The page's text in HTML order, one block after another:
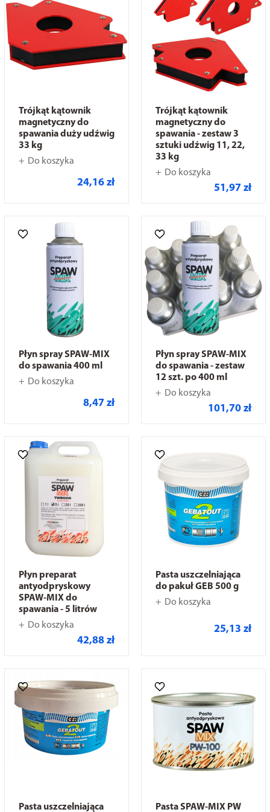
Trójkąt kątownik
magnetyczny do
spawania duży udźwig
33 kg
Do koszyka
24,16 zł
Trójkąt kątownik
magnetyczny do
spawania - zestaw 3
sztuki udźwig 11, 22,
33 kg
Do koszyka
51,97 zł
Płyn spray SPAW-MIX
do spawania 400 ml
Do koszyka
8,47 zł
Płyn spray SPAW-MIX
do spawania - zestaw
12 szt. po 400 ml
Do koszyka
101,70 zł
Płyn preparat
antyodpryskowy
SPAW-MIX do
spawania - 5 litrów
Do koszyka
42,88 zł
Pasta uszczelniająca
do pakuł GEB 500 g
Do koszyka
25,13 zł
Pasta uszczelniająca Pasta SPAW-MIX PW